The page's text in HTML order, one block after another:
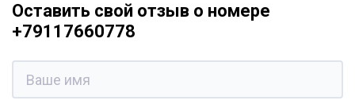
Оставить свой отзыв о номере
+79117660778